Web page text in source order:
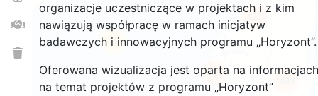
organizacje uczestniczące w projektach i z kim
nawiązują współpracę w ramach inicjatyw
badawczych i innowacyjnych programu „Horyzont”.
Oferowana wizualizacja jest oparta na informacjach
na temat projektów z programu „Horyzont”
25
125
253